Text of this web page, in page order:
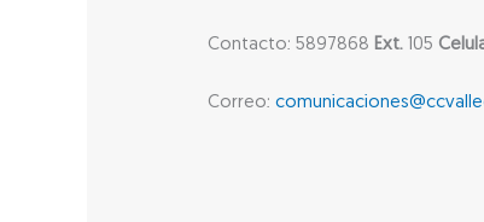
Contacto: 5897868 Ext. 105
Correo: